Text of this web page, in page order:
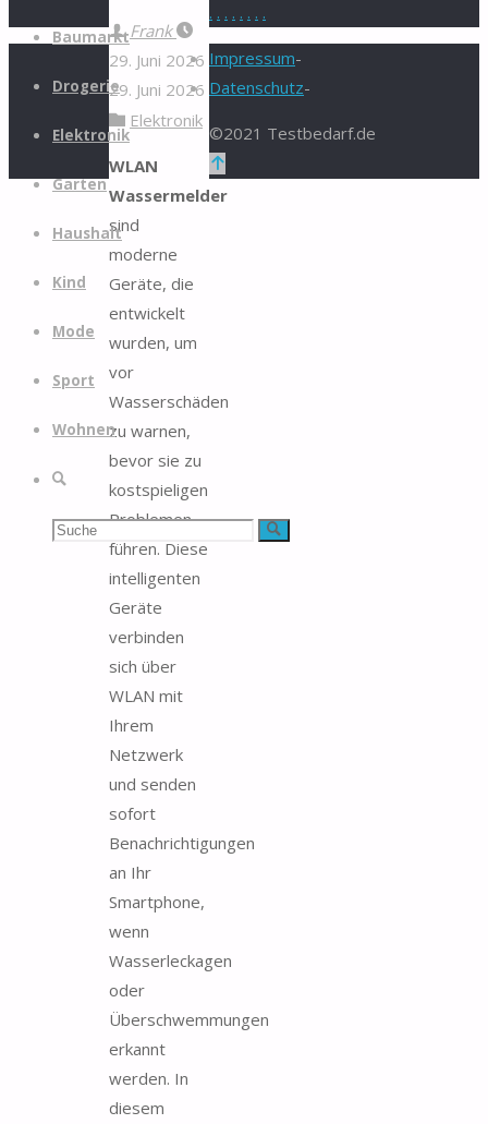
Zum
springen
Baumarkt
Drogerie
Elektronik
Garten
Haushalt
Kind
Mode
Sport
Wohnen
Suchen Suche
Frank
29. Juni 2026
29. Juni 2026
Elektronik
WLAN
Wassermelder
sind
moderne
Geräte, die
entwickelt
wurden, um
vor
Wasserschäden
zu warnen,
bevor sie zu
kostspieligen
Problemen
führen. Diese
intelligenten
Geräte
verbinden
sich über
WLAN mit
Ihrem
Netzwerk
und senden
sofort
Benachrichtigungen
an Ihr
Smartphone,
wenn
Wasserleckagen
oder
Überschwemmungen
erkannt
werden. In
diesem
. . . . . . . .
Impressum-
Datenschutz-
©2021 Testbedarf.de
Zurück
nach